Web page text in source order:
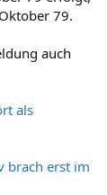
79.
auch
als
brach erst im